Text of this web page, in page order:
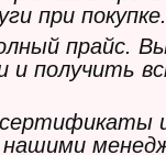
при покупке.
прайс.
получить